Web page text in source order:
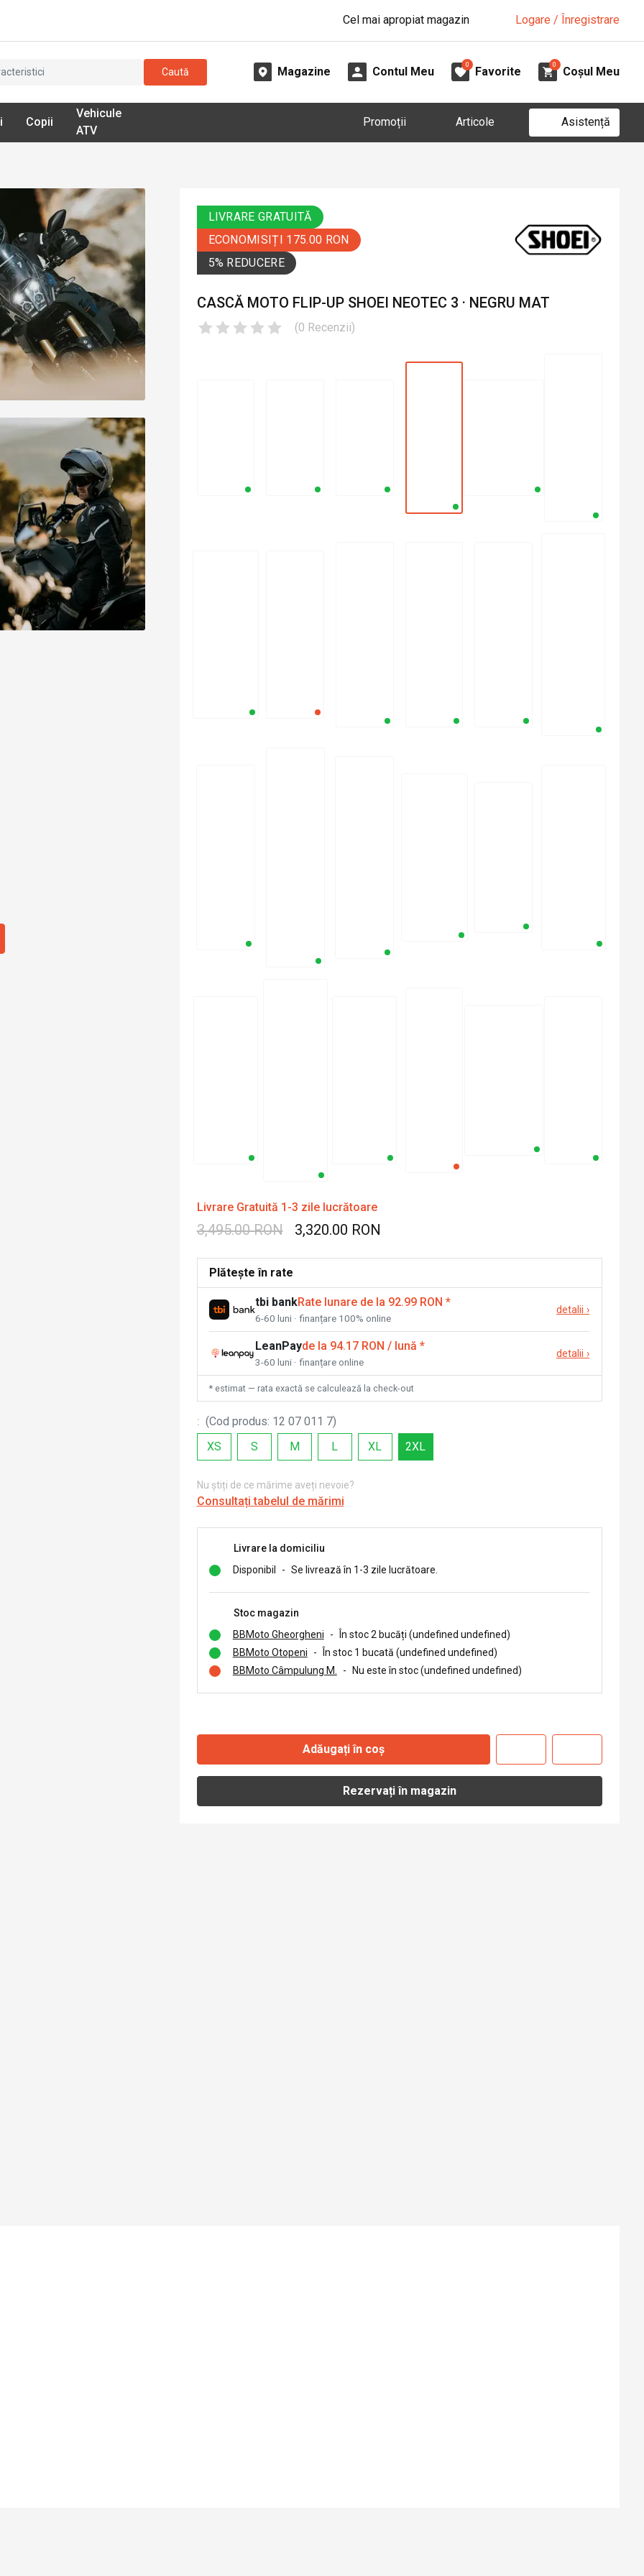
Cel mai apropiat magazin Logare / Înregistrare
Caută Magazine Contul Meu
0
Favorite
0
Coșul Meu
Copii
Vehicule
ATV
Promoții Articole Asistență
LIVRARE GRATUITĂ
ECONOMISIȚI 175.00 RON
5% REDUCERE
CASCĂ MOTO FLIP-UP SHOEI NEOTEC 3 · NEGRU MAT
(0 Recenzii)
Livrare Gratuită 1-3 zile lucrătoare
3,495.00 RON 3,320.00 RON
Plătește în rate
tbi bankRate lunare de la 92.99 RON *
6-60 luni · finanțare 100% online
detalii ›
LeanPayde la 94.17 RON / lună *
3-60 luni · finanțare online
detalii ›
* estimat — rata exactă se calculează la check-out
: (Cod produs: 12 07 011 7)
XS
S M L XL 2XL
Nu știți de ce mărime aveți nevoie?
Consultați tabelul de mărimi
Livrare la domiciliu
Disponibil
- Se livrează în 1-3 zile lucrătoare.
Stoc magazin
BBMoto Gheorgheni
-
În stoc 2 bucăți (undefined undefined)
BBMoto Otopeni
-
În stoc 1 bucată (undefined undefined)
BBMoto Câmpulung M.
- Nu este în stoc (undefined undefined)
Adăugați în coș
Rezervați în magazin